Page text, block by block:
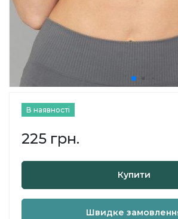
В наявності
225 грн.
Купити
Швидке